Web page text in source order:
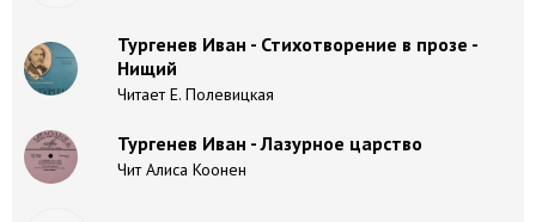
Тургенев Иван - Стихотворение в прозе -
Нищий
Читает Е. Полевицкая
Тургенев Иван - Лазурное царство
Чит Алиса Коонен